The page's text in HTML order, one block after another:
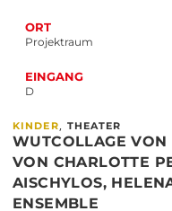
ORT
Projektraum
EINGANG
D
KINDER, THEATER
WUTCOLLAGE VON
VON CHARLOTTE
AISCHYLOS,
ENSEMBLE